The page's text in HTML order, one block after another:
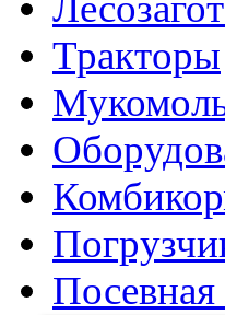
Тракторы
Посевная